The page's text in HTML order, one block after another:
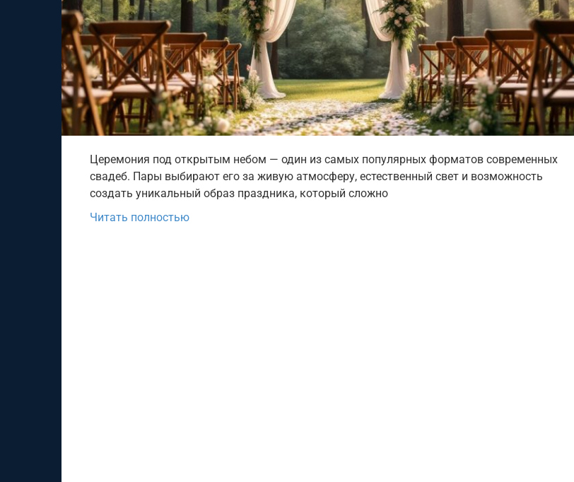
Церемония под открытым небом — один из самых популярных форматов современных
свадеб. Пары выбирают его за живую атмосферу, естественный свет и возможность
создать уникальный образ праздника, который сложно
Читать полностью